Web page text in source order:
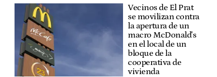
Vecinos de El Prat
se movilizan contra
la apertura de un
macro McDonald's
en el local de un
bloque de la
cooperativa de
vivienda